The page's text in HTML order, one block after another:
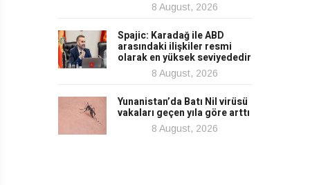
8 August, 2026
Spajic: Karadağ ile ABD
arasındaki ilişkiler resmi
olarak en yüksek seviyededir
8 August, 2026
Yunanistan’da Batı Nil virüsü
vakaları geçen yıla göre arttı
8 August, 2026